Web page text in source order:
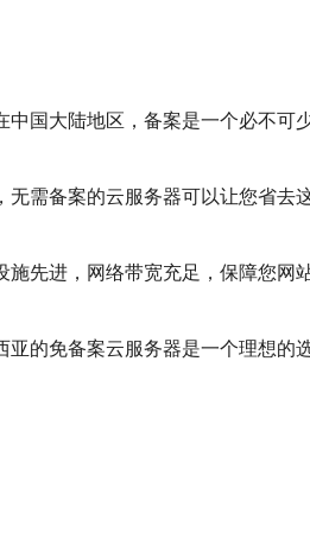
国大陆地区，备案是一个必不
需备案的云服务器可以让您省
先进，网络带宽充足，保障您
的免备案云服务器是一个理想